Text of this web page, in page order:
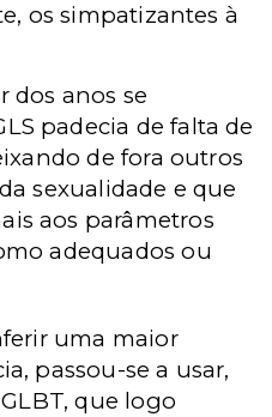
os simpatizantes à
dos anos se
padecia de falta de
de fora outros
sexualidade e que
aos parâmetros
adequados ou
uma maior
passou-se a usar,
que logo